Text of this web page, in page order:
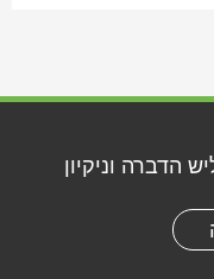
הדברה וניקיון